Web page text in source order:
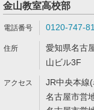
金山教室高校部
0120-747-
愛知県名古
山ビル3F
JR中央本線
名古屋市営